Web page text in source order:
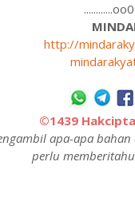
http://
©1439
apa-apa
perlu